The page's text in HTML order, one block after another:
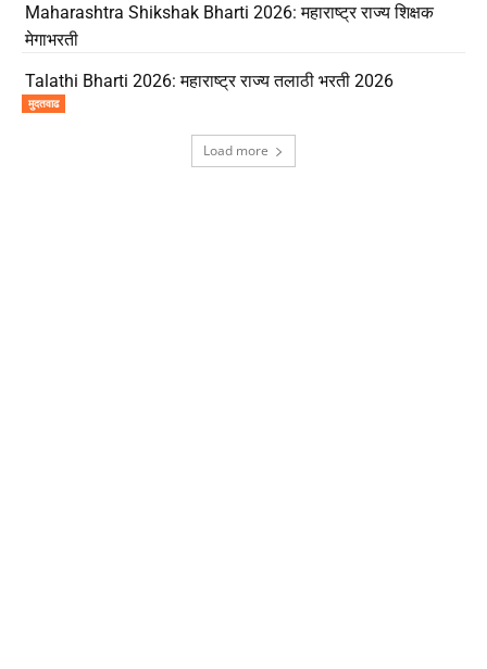
Maharashtra Shikshak Bharti 2026: महाराष्ट्र राज्य शिक्षक
मेगाभरती
Talathi Bharti 2026: महाराष्ट्र राज्य तलाठी भरती 2026
मुदतवाढ
Load more